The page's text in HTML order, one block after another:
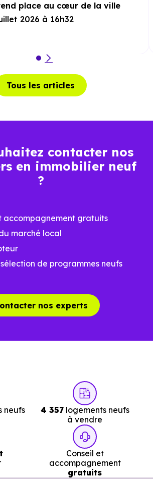
place au cœur de la ville
2026 à 16h32
Tous les articles
contacter nos
en immobilier neuf
?
accompagnement gratuits
marché local
de programmes neufs
nos experts
neufs
4 357logements neufs
à vendre
Conseil et
accompagnement
gratuits